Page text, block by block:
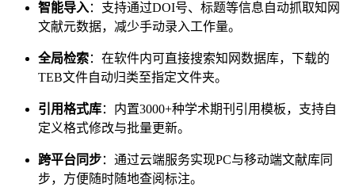
智能导入：支持通过DOI号、标题等信息自动抓取知网
文献元数据，减少手动录入工作量。
全局检索：在软件内可直接搜索知网数据库，下载的
TEB文件自动归类至指定文件夹。
引用格式库：内置3000+种学术期刊引用模板，支持自
定义格式修改与批量更新。
跨平台同步：通过云端服务实现PC与移动端文献库同
步，方便随时随地查阅标注。